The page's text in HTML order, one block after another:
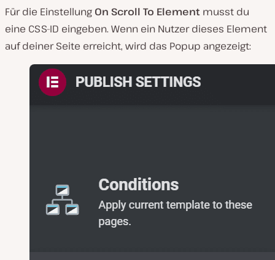
Für die Einstellung On Scroll To Element musst du
eine CSS-ID eingeben. Wenn ein Nutzer dieses Element
auf deiner Seite erreicht, wird das Popup angezeigt: